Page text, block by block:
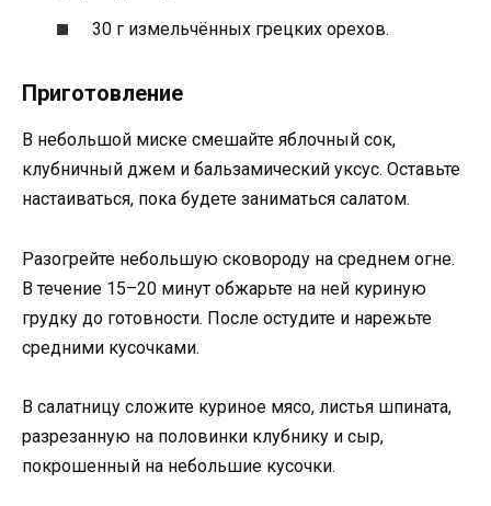
30 г измельчённых грецких орехов.
Приготовление
В небольшой миске смешайте яблочный сок,
клубничный джем и бальзамический уксус. Оставьте
настаиваться, пока будете заниматься салатом.
Разогрейте небольшую сковороду на среднем огне.
В течение 15–20 минут обжарьте на ней куриную
грудку до готовности. После остудите и нарежьте
средними кусочками.
В салатницу сложите куриное мясо, листья шпината,
разрезанную на половинки клубнику и сыр,
покрошенный на небольшие кусочки.